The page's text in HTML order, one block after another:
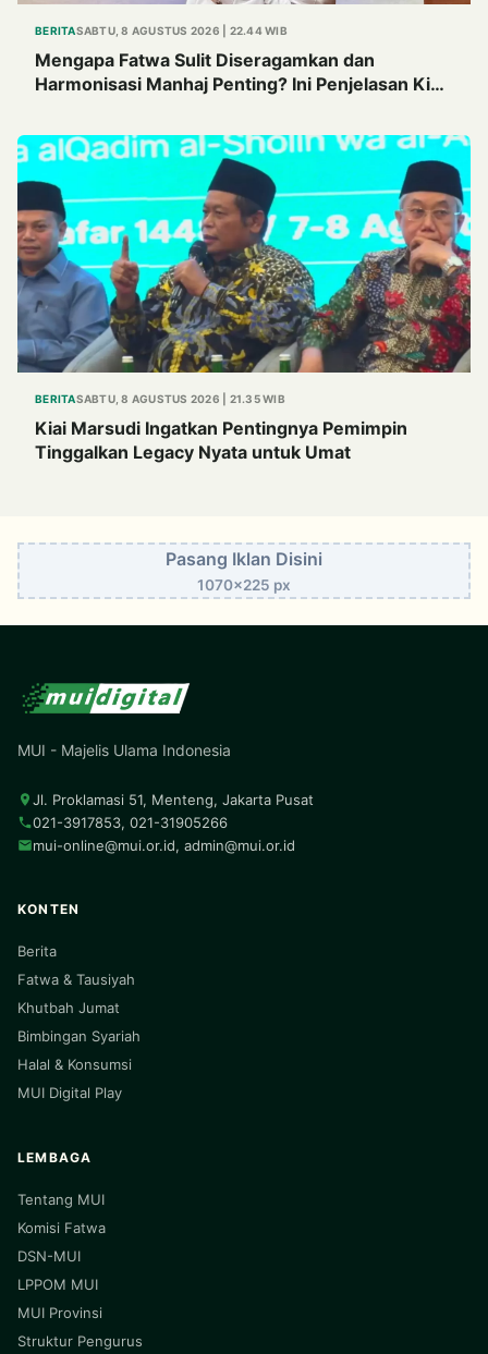
BERITASABTU, 8 AGUSTUS 2026 | 22.44 WIB
Mengapa Fatwa Sulit Diseragamkan dan
Harmonisasi Manhaj Penting? Ini Penjelasan Kiai
BERITASABTU, 8 AGUSTUS 2026 | 21.35 WIB
Kiai Marsudi Ingatkan Pentingnya Pemimpin
Tinggalkan Legacy Nyata untuk Umat
Pasang Iklan Disini
1070x225 px
MUI - Majelis Ulama Indonesia
Jl. Proklamasi 51, Menteng, Jakarta Pusat
021-3917853, 021-31905266
mui-online@mui.or.id, admin@mui.or.id
KONTEN
Berita
Fatwa & Tausiyah
Khutbah Jumat
Bimbingan Syariah
Halal & Konsumsi
MUI Digital Play
LEMBAGA
Tentang MUI
Komisi Fatwa
DSN-MUI
LPPOM MUI
MUI Provinsi
Struktur Pengurus